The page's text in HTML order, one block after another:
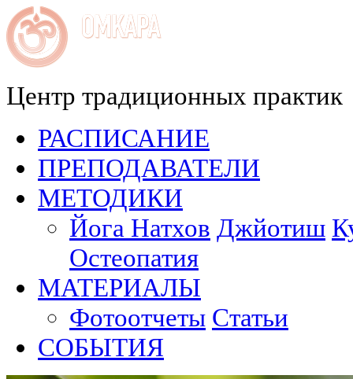
Центр традиционных практик
РАСПИСАНИЕ
ПРЕПОДАВАТЕЛИ
МЕТОДИКИ
Йога Натхов Джйотиш
Остеопатия
МАТЕРИАЛЫ
Фотоотчеты Статьи
СОБЫТИЯ